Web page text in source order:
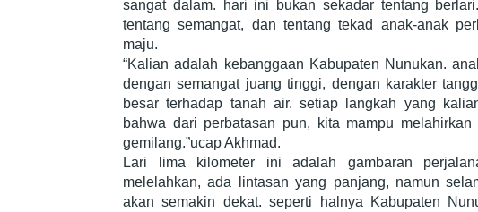
sangat dalam. hari ini bukan sekadar tentang
tentang semangat, dan tentang tekad anak-anak
maju.
“Kalian adalah kebanggaan Kabupaten Nunukan.
dengan semangat juang tinggi, dengan karakter
besar terhadap tanah air. setiap langkah yang
bahwa dari perbatasan pun, kita mampu
gemilang.”ucap Akhmad.
Lari lima kilometer ini adalah gambaran
melelahkan, ada lintasan yang panjang, namun
akan semakin dekat. seperti halnya Kabupaten